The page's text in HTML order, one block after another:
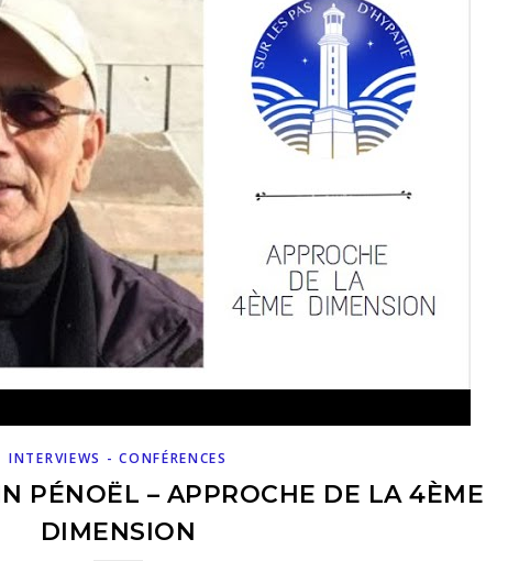
INTERVIEWS - CONFÉRENCES
PÉNOËL – APPROCHE DE LA 4ÈME
DIMENSION